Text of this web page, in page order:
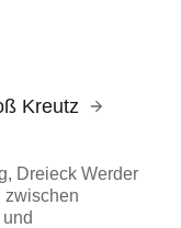
Kreutz
Dreieck Werder
zwischen